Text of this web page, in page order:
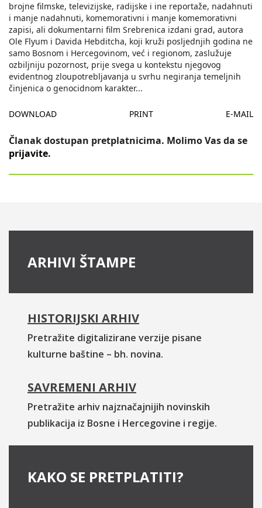
brojne filmske, televizijske, radijske i ine reportaže, nadahnuti
i manje nadahnuti, komemorativni i manje komemorativni
zapisi, ali dokumentarni film Srebrenica izdani grad, autora
Ole Flyum i Davida Hebditcha, koji kruži posljednjih godina ne
samo Bosnom i Hercegovinom, već i regionom, zaslužuje
ozbiljniju pozornost, prije svega u kontekstu njegovog
evidentnog zloupotrebljavanja u svrhu negiranja temeljnih
činjenica o genocidnom karakter...
DOWNLOAD PRINT E-MAIL
Članak dostupan pretplatnicima. Molimo Vas da se
prijavite.
ARHIVI ŠTAMPE
HISTORIJSKI ARHIV
Pretražite digitalizirane verzije pisane
kulturne baštine – bh. novina.
SAVREMENI ARHIV
Pretražite arhiv najznačajnijih novinskih
publikacija iz Bosne i Hercegovine i regije.
KAKO SE PRETPLATITI?